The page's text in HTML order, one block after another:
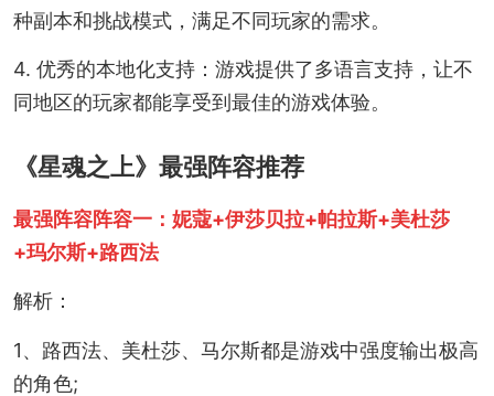
种副本和挑战模式，满足不同玩家的需求。
4. 优秀的本地化支持：游戏提供了多语言支持，让不
同地区的玩家都能享受到最佳的游戏体验。
《星魂之上》最强阵容推荐
最强阵容阵容一：妮蔻+伊莎贝拉+帕拉斯+美杜莎
+玛尔斯+路西法
解析：
1、路西法、美杜莎、马尔斯都是游戏中强度输出极高
的角色;